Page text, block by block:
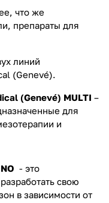
что же
препараты для
линий
(Genevé).
(Genevé) MULTI –
для
и
- это
свою
в зависимости от